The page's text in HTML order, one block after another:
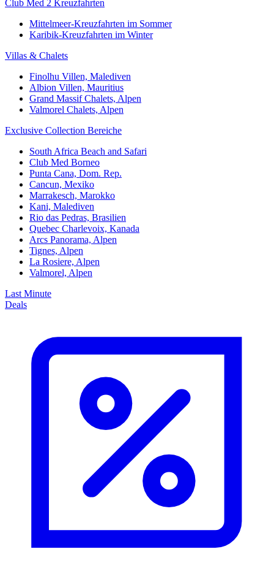
Club Med 2 Kreuzfahrten
Mittelmeer-Kreuzfahrten im Sommer
Karibik-Kreuzfahrten im Winter
Villas & Chalets
Finolhu Villen, Malediven
Albion Villen, Mauritius
Grand Massif Chalets, Alpen
Valmorel Chalets, Alpen
Exclusive Collection Bereiche
South Africa Beach and Safari
Club Med Borneo
Punta Cana, Dom. Rep.
Cancun, Mexiko
Marrakesch, Marokko
Kani, Malediven
Rio das Pedras, Brasilien
Quebec Charlevoix, Kanada
Arcs Panorama, Alpen
Tignes, Alpen
La Rosiere, Alpen
Valmorel, Alpen
Last Minute
Deals